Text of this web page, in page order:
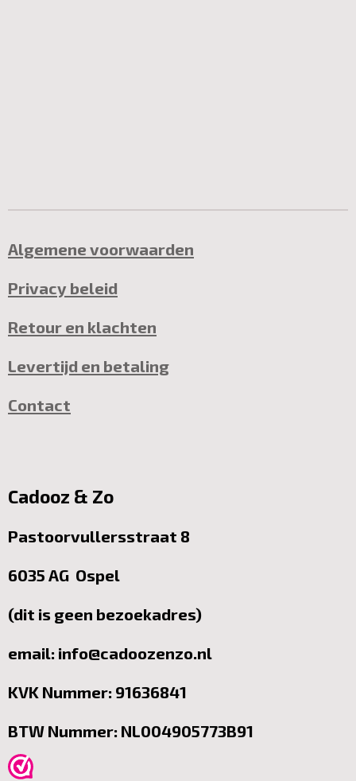
Algemene voorwaarden
Privacy beleid
Retour en klachten
Levertijd en betaling
Contact
Cadooz & Zo
Pastoorvullersstraat 8
6035 AG Ospel
(dit is geen bezoekadres)
email: info@cadoozenzo.nl
KVK Nummer: 91636841
BTW Nummer: NL004905773B91